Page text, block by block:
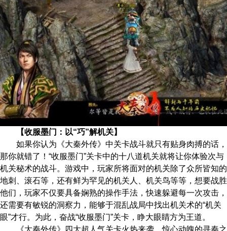
【收服墨门：以“巧”解机关】
如果你认为《大秦外传》中关卡战斗就只有贴身肉搏的话，
那你就错了！“收服墨门”关卡中的十八道机关就将让你体验次与
机关秘术的战斗。游戏中，玩家所将面对的机关除了众所皆知的
地刺、滚石等，还有鲜为罕见的机关人、机关鸟等等，想要战胜
他们，玩家不仅要具备娴熟的操作手法，快速躲避每一次攻击，
还需要有敏锐的洞察力，能够于混乱战局中找出机关术的“机关
眼”才行。为此，奋战“收服墨门”关卡，睁大眼睛方为王道。
《大秦外传》四大超人气关卡火热来袭，惊心动魄的寻秦之